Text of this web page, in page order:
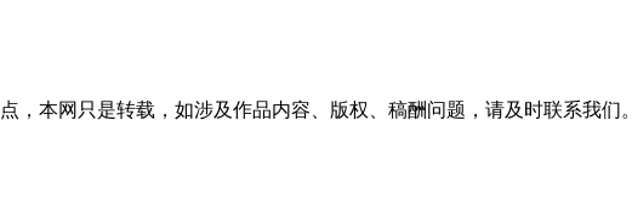
，本网只是转载，如涉及作品内容、版权、稿酬问题，请及时联系我们。